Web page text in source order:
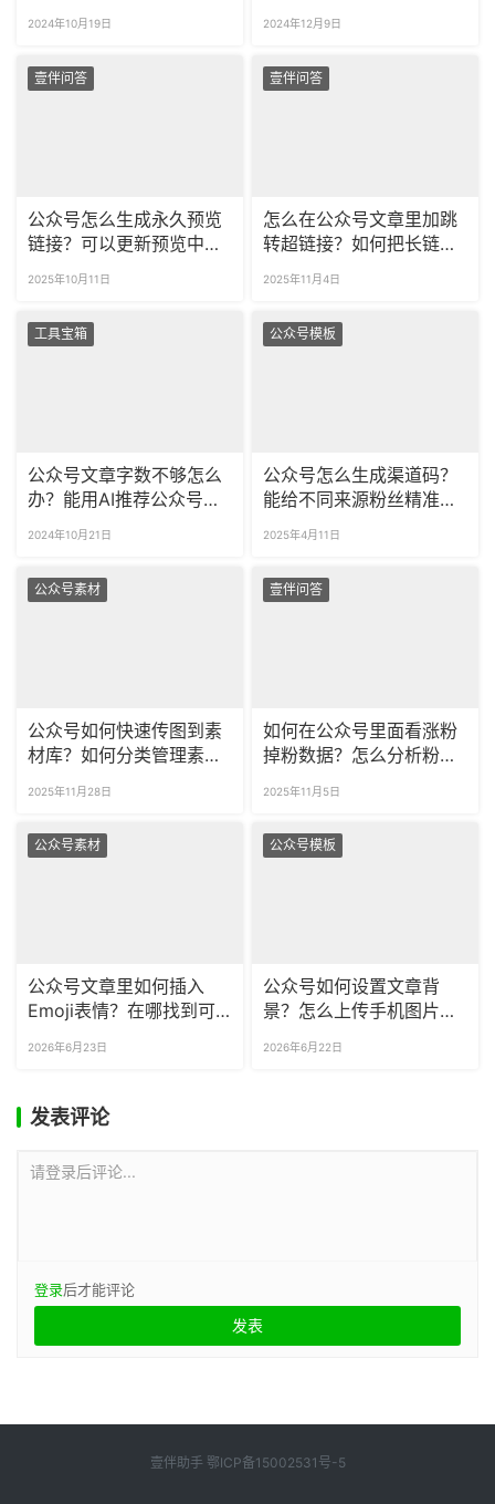
2024年10月19日 2024年12月9日
壹伴问答
公众号怎么生成永久预览
链接？可以更新预览中的
2025年10月11日
壹伴问答
怎么在公众号文章里加跳
转超链接？如何把长链接
2025年11月4日
工具宝箱
公众号文章字数不够怎么
办？能用AI推荐公众号标
2024年10月21日
公众号模板
公众号怎么生成渠道码？
能给不同来源粉丝精准打
2025年4月11日
公众号素材
公众号如何快速传图到素
材库？如何分类管理素材
2025年11月28日
壹伴问答
如何在公众号里面看涨粉
掉粉数据？怎么分析粉丝
2025年11月5日
公众号素材
公众号文章里如何插入
Emoji表情？在哪找到可
2026年6月23日
公众号模板
公众号如何设置文章背
景？怎么上传手机图片当
2026年6月22日
发表评论
请登录后评论...
登录后才能评论
壹伴助手 鄂ICP备15002531号-5